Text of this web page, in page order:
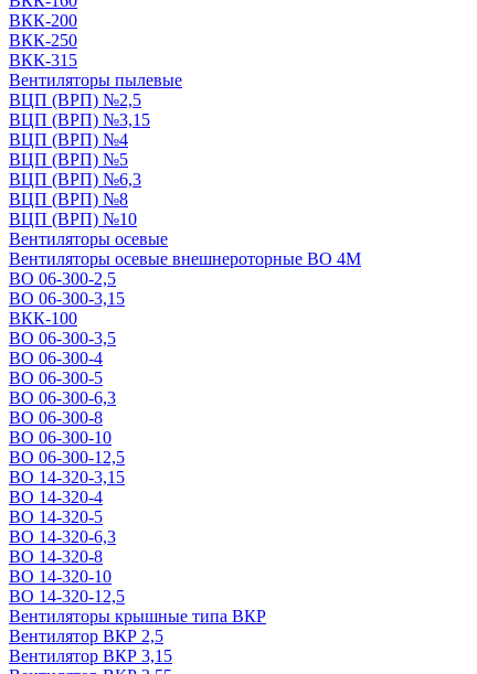
ВКК-200
ВКК-250
ВКК-315
Вентиляторы пылевые
ВЦП (ВРП) №2,5
ВЦП (ВРП) №3,15
ВЦП (ВРП) №4
ВЦП (ВРП) №5
ВЦП (ВРП) №6,3
ВЦП (ВРП) №8
ВЦП (ВРП) №10
Вентиляторы осевые
Вентиляторы осевые внешнероторные ВО 4М
ВО 06-300-2,5
ВО 06-300-3,15
ВКК-100
ВО 06-300-3,5
ВО 06-300-4
ВО 06-300-5
ВО 06-300-6,3
ВО 06-300-8
ВО 06-300-10
ВО 06-300-12,5
ВО 14-320-3,15
ВО 14-320-4
ВО 14-320-5
ВО 14-320-6,3
ВО 14-320-8
ВО 14-320-10
ВО 14-320-12,5
Вентиляторы крышные типа ВКР
Вентилятор ВКР 2,5
Вентилятор ВКР 3,15